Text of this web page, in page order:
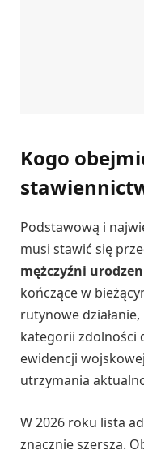
Kogo
Podstawową i
musi stawić się
mężczyźni
kończące w
rutynowe
kategorii zdolności
ewidencji
utrzymania
W 2026 roku lista
znacznie szersza.